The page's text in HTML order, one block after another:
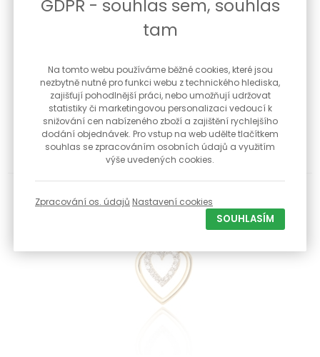
Zlatý přívěšek srdíčko s diamantem L'Amour Diamonds
FP25342Y + dárek zdarma
Barva zlata žlutá Přírodní diamant - briliant Váha diamantu
0,05 ct ...
11 990 Kč Skladem
-20 %
GDPR - souhlas sem, souhlas
tam
Na tomto webu používáme běžné cookies, které jsou
nezbytně nutné pro funkci webu z technického hlediska,
zajišťují pohodlnější práci, nebo umožňují udržovat
statistiky či marketingovou personalizaci vedoucí k
snižování cen nabízeného zboží a zajištění rychlejšího
dodání objednávek. Pro vstup na web udělte tlačítkem
souhlas se zpracováním osobních údajů a využitím
výše uvedených cookies.
Zpracování os. údajů Nastavení cookies
SOUHLASÍM